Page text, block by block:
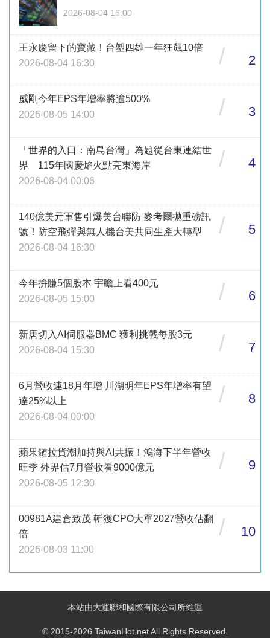
2026-08-04 16:00
王永慶留下的寶藏！台塑四雄一年狂飆10倍
2026-08-04 16:30
/ 2
威剛今年EPS年增率將逾500%
2026-08-05 14:00
/ 3
「世界的入口：南島台灣」為題從台東連結世
界 115年國慶焰火點亮東海岸
2026-08-04 00:06
/ 4
140億美元軍售引爆美台聯防 麥考爾拋重磅訊
號！防空飛彈與無人機台美共同生產大轉型
2026-08-04 16:30
/ 5
今年拚賺5個股本 宇瞻上看400元
2026-08-05 15:00
/ 6
新唐切入AI伺服器BMC 獲利挑戰每股3元
2026-08-04 15:30
/ 7
6月營收連18月年增 川湖明年EPS年增率有望
達25%以上
2026-08-04 00:00
/ 8
蘋果鏈拉貨潮加持與AI共振！鴻海下半年營收
旺季 外界估7月營收看9000億元
2026-08-05 12:30
/ 9
00981A建倉致茂 斬獲CPO大單2027營收估翻
倍
2026-08-03 11:00
/ 10
本站由大運聯和國際有限公司所維運
© 2015-2026 TaiwanHot.net All Rights Reserved.